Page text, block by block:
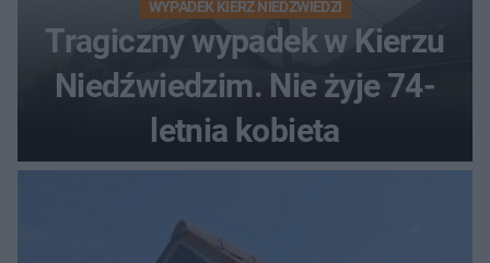
WYPADEK KIERZ NIEDŹWIEDZI
Tragiczny wypadek w Kierzu
Niedźwiedzim. Nie żyje 74-
letnia kobieta